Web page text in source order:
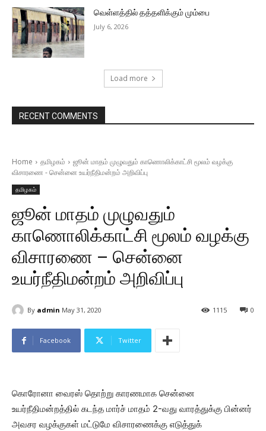
வெள்ளத்தில் தத்தளிக்கும் மும்பை
July 6, 2026
Load more
RECENT COMMENTS